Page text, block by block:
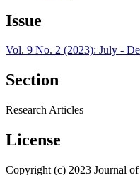
Issue
Vol. 9 No. 2 (2023): July -
Section
Research Articles
License
Copyright (c) 2023 Journal